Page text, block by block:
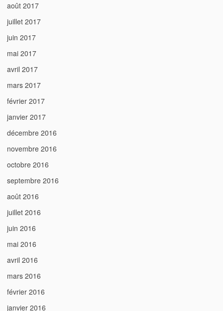
août 2017
juillet 2017
juin 2017
mai 2017
avril 2017
mars 2017
février 2017
janvier 2017
décembre 2016
novembre 2016
octobre 2016
septembre 2016
août 2016
juillet 2016
juin 2016
mai 2016
avril 2016
mars 2016
février 2016
janvier 2016